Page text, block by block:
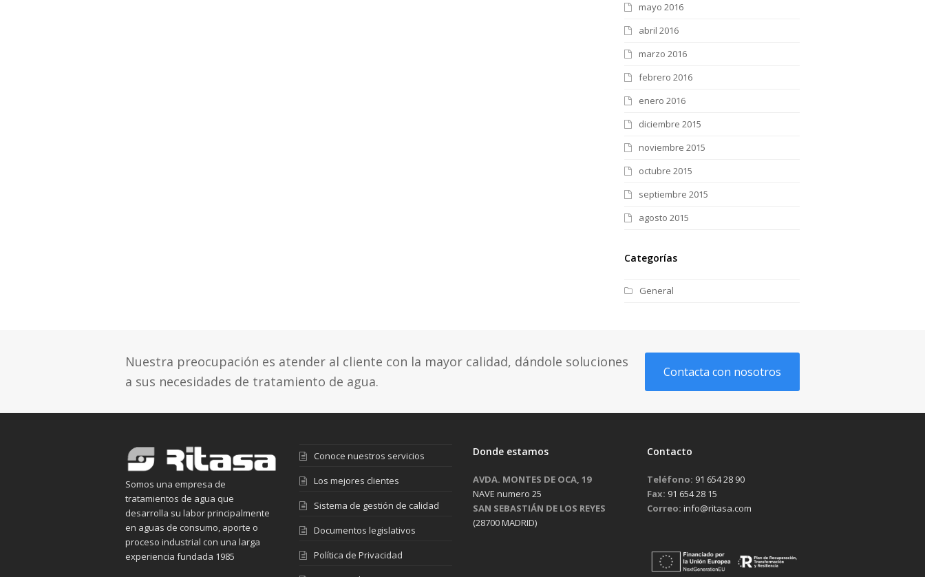
mayo 2016
abril 2016
marzo 2016
febrero 2016
enero 2016
diciembre 2015
noviembre 2015
octubre 2015
septiembre 2015
agosto 2015
Categorías
General
Nuestra preocupación es atender al cliente con la mayor calidad, dándole soluciones
a sus necesidades de tratamiento de agua.
Contacta con nosotros
Somos una empresa de
tratamientos de agua que
desarrolla su labor principalmente
en aguas de consumo, aporte o
proceso industrial con una larga
experiencia fundada 1985
Conoce nuestros servicios
Los mejores clientes
Sistema de gestión de calidad
Documentos legislativos
Política de Privacidad
Donde estamos
AVDA. MONTES DE OCA, 19
NAVE numero 25
SAN SEBASTIÁN DE LOS REYES
(28700 MADRID)
Contacto
Teléfono: 91 654 28 90
Fax: 91 654 28 15
Correo: info@ritasa.com